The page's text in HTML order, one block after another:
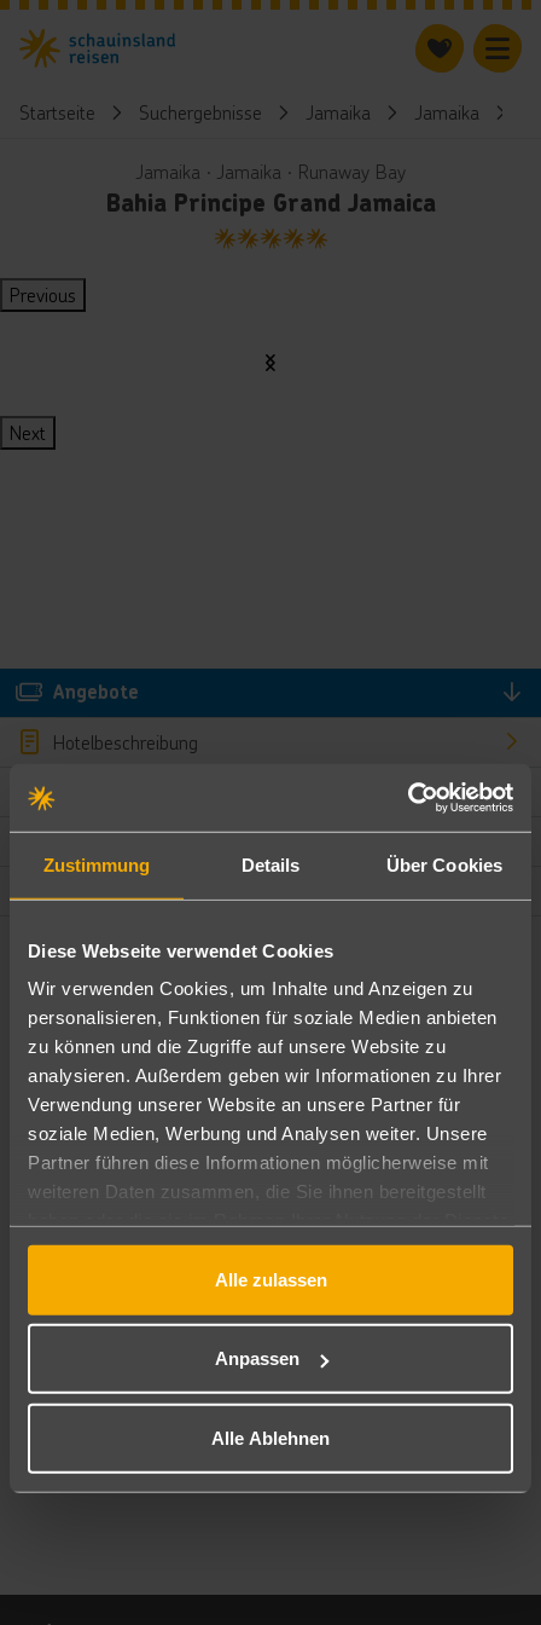
Zustimmung Details Über Cookies
Diese Webseite verwendet Cookies
Wir verwenden Cookies, um Inhalte und Anzeigen zu
personalisieren, Funktionen für soziale Medien anbieten
zu können und die Zugriffe auf unsere Website zu
analysieren. Außerdem geben wir Informationen zu Ihrer
Verwendung unserer Website an unsere Partner für
soziale Medien, Werbung und Analysen weiter. Unsere
Partner führen diese Informationen möglicherweise mit
weiteren Daten zusammen, die Sie ihnen bereitgestellt
gesammelt haben.
Alle zulassen
Anpassen
Alle Ablehnen
Startseite Suchergebnisse Jamaika Jamaika
Jamaika ∙ Jamaika ∙ Runaway Bay
Bahia Principe Grand Jamaica
5
Previous
Next
Angebote
Hotelbeschreibung
Bewertungen
Ändere die Kriterien nach deinen Wünschen
Pauschal Nur Hotel
Abflughafen
Alle Abflughäfen
10.08.26–08.08.27 7-21 Nächte
Mehr Filter anzeigen